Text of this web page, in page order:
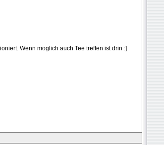
Wenn moglich auch Tee treffen ist drin :]